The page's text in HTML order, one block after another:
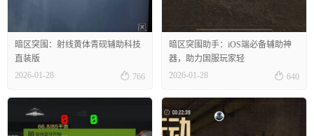
暗区突围：射线黄体青砚辅助科技
直装版
2026-01-28
 766
暗区突围助手：iOS端必备辅助神
器，助力国服玩家轻
2026-01-28
 640